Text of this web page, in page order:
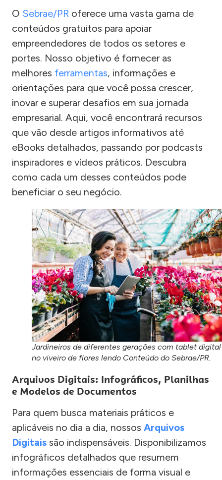
O Sebrae/PR oferece uma vasta gama de
conteúdos gratuitos para apoiar
empreendedores de todos os setores e
portes. Nosso objetivo é fornecer as
melhores ferramentas, informações e
orientações para que você possa crescer,
inovar e superar desafios em sua jornada
empresarial. Aqui, você encontrará recursos
que vão desde artigos informativos até
eBooks detalhados, passando por podcasts
inspiradores e vídeos práticos. Descubra
como cada um desses conteúdos pode
beneficiar o seu negócio.
Jardineiros de diferentes gerações com tablet digital
no viveiro de flores lendo Conteúdo do Sebrae/PR.
Arquivos Digitais: Infográficos, Planilhas
e Modelos de Documentos
Para quem busca materiais práticos e
aplicáveis no dia a dia, nossos Arquivos
Digitais são indispensáveis. Disponibilizamos
infográficos detalhados que resumem
informações essenciais de forma visual e